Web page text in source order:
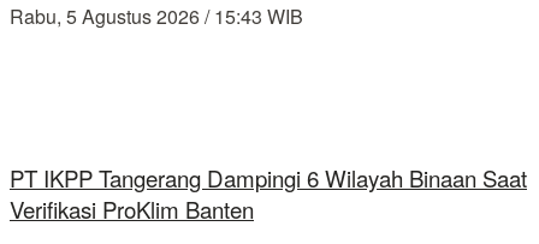
Rabu, 5 Agustus 2026 / 15:43 WIB
PT IKPP Tangerang Dampingi 6 Wilayah Binaan Saat
Verifikasi ProKlim Banten